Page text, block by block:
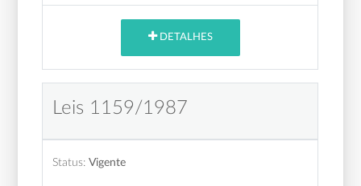
DETALHES
Leis 1159/1987
Status: Vigente